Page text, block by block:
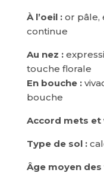
À l’oeil :or pâle,
continue
Au nez :
touche florale
En bouche :
bouche
Accord mets et
Type de sol :
Âge moyen des